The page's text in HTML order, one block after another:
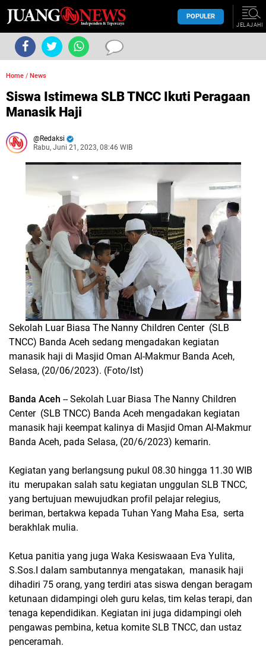
POPULER
JELAJAHI
Home / News
Siswa Istimewa SLB TNCC Ikuti Peragaan
Manasik Haji
Redaksi
Rabu, Juni 21, 2023, 08:46 WIB
Sekolah Luar Biasa The Nanny Children Center (SLB
TNCC) Banda Aceh sedang mengadakan kegiatan
manasik haji di Masjid Oman Al-Makmur Banda Aceh,
Selasa, (20/06/2023). (Foto/Ist)
Banda Aceh -- Sekolah Luar Biasa The Nanny Children
Center (SLB TNCC) Banda Aceh mengadakan kegiatan
manasik haji keempat kalinya di Masjid Oman Al-Makmur
Banda Aceh, pada Selasa, (20/6/2023) kemarin.
Kegiatan yang berlangsung pukul 08.30 hingga 11.30 WIB
itu merupakan salah satu kegiatan unggulan SLB TNCC,
yang bertujuan mewujudkan profil pelajar relegius,
beriman, bertakwa kepada Tuhan Yang Maha Esa, serta
berakhlak mulia.
Ketua panitia yang juga Waka Kesiswaaan Eva Yulita,
S.Sos.I dalam sambutannya mengatakan, manasik haji
dihadiri 75 orang, yang terdiri atas siswa dengan beragam
ketunaan didampingi oleh guru kelas, tim kelas terapi, dan
tenaga kependidikan. Kegiatan ini juga didampingi oleh
pengawas pembina, ketua komite SLB TNCC, dan ustaz
penceramah.